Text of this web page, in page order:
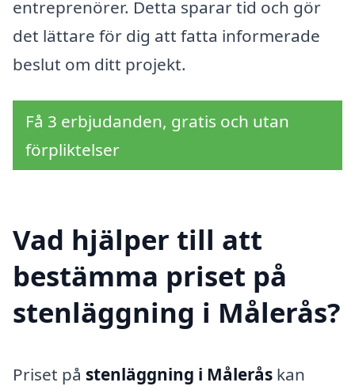
entreprenörer. Detta sparar tid och gör
det lättare för dig att fatta informerade
beslut om ditt projekt.
Få 3 erbjudanden, gratis och utan
förpliktelser
Vad hjälper till att
bestämma priset på
stenläggning i Målerås?
Priset på stenläggning i Målerås kan